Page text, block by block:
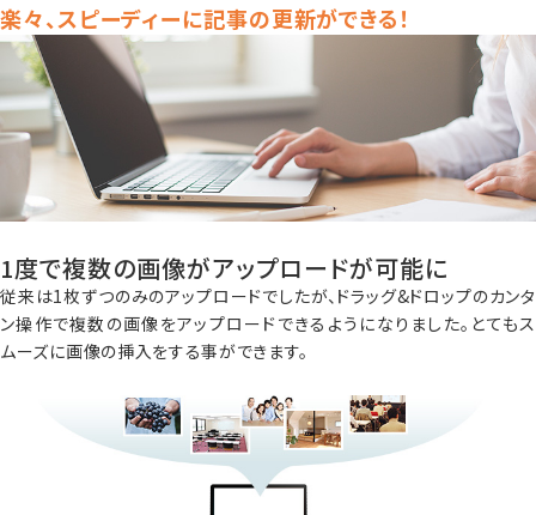
楽々、スピーディーに記事の更新ができる！
1度で複数の画像がアップロードが可能に
従来は1枚ずつのみのアップロードでしたが、ドラッグ&ドロップのカンタ
ン操作で複数の画像をアップロードできるようになりました。とてもス
ムーズに画像の挿入をする事ができます。